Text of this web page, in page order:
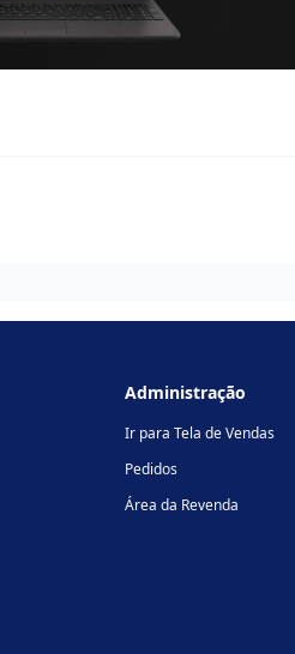
Administração
Ir para Tela de Vendas
Pedidos
Área da Revenda